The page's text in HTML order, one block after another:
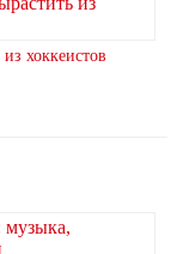
хоккеистов